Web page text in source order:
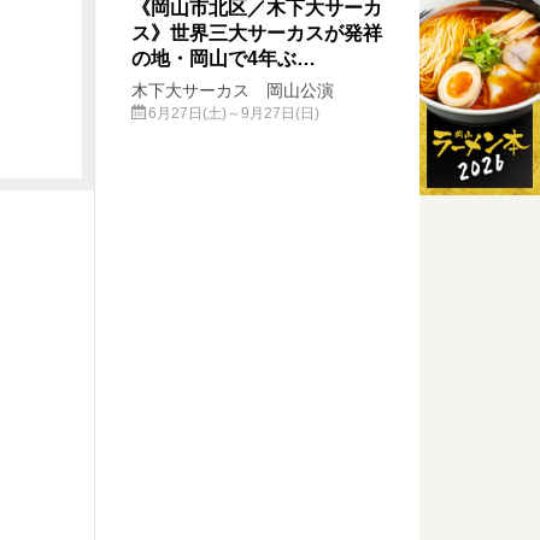
《岡山市北区／木下大サーカ
ス》世界三大サーカスが発祥
の地・岡山で4年ぶ…
木下大サーカス 岡山公演
6月27日(土)～9月27日(日)